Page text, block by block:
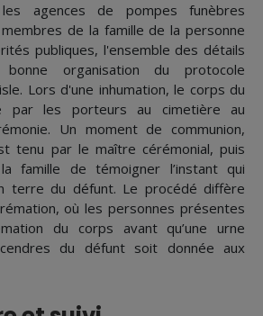
agences de pompes funèbres
de la famille de la personne
publiques, l'ensemble des détails
organisation du protocole
Lors d'une inhumation, le corps du
par les porteurs au cimetière au
Un moment de communion,
tenu par le maître cérémonial, puis
famille de témoigner l’instant qui
terre du défunt. Le procédé diffère
où les personnes présentes
du corps avant qu’une urne
du défunt soit donnée aux